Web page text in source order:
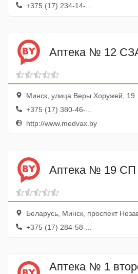
+375 (17) 234-14-...
Аптека № 12
Минск, улица Веры Хоружей, 19
+375 (17) 380-46-...
http://www.medvax.by
Аптека № 19 СП
Беларусь, Минск, проспект
+375 (17) 284-58-...
Аптека № 1